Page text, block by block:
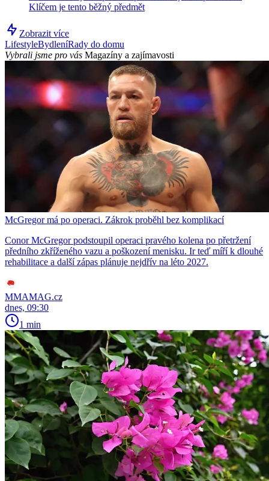
Klíčem je tento běžný předmět
Zobrazit více
LifestyleBydleníRady do domu
Vybrali jsme pro vás Magazíny a zajímavosti
McGregor má po operaci. Zákrok proběhl bez komplikací
Conor McGregor podstoupil operaci pravého kolena po přetržení
předního zkříženého vazu a poškození menisku. Ir teď míří k dlouhé
rehabilitace a další zápas plánuje nejdřív na léto 2027.
MMAMAG.cz
dnes, 09:30
1 min